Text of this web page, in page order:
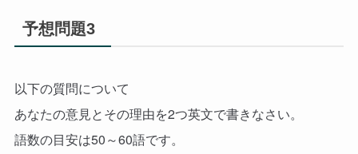
予想問題3
以下の質問について
あなたの意見とその理由を2つ英文で書きなさい。
語数の目安は50～60語です。